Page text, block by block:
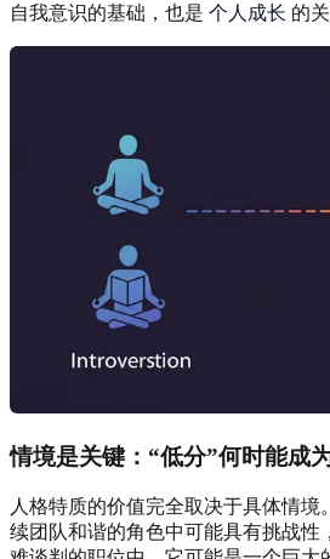
自我意识的基础，也是 个人成长 的关
情境是关键：“低分”何时能成
人格特质的价值完全取决于具体情境
续团队和谐的角色中可能具有挑战性